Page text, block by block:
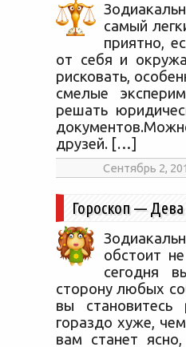
самый
приятно,
от себя и
рисковать,
смелые
решать
друзей. […]
Сентябрь 2,
Гороскоп —
обстоит
сегодня
сторону любых
вы
гораздо хуже,
вам станет